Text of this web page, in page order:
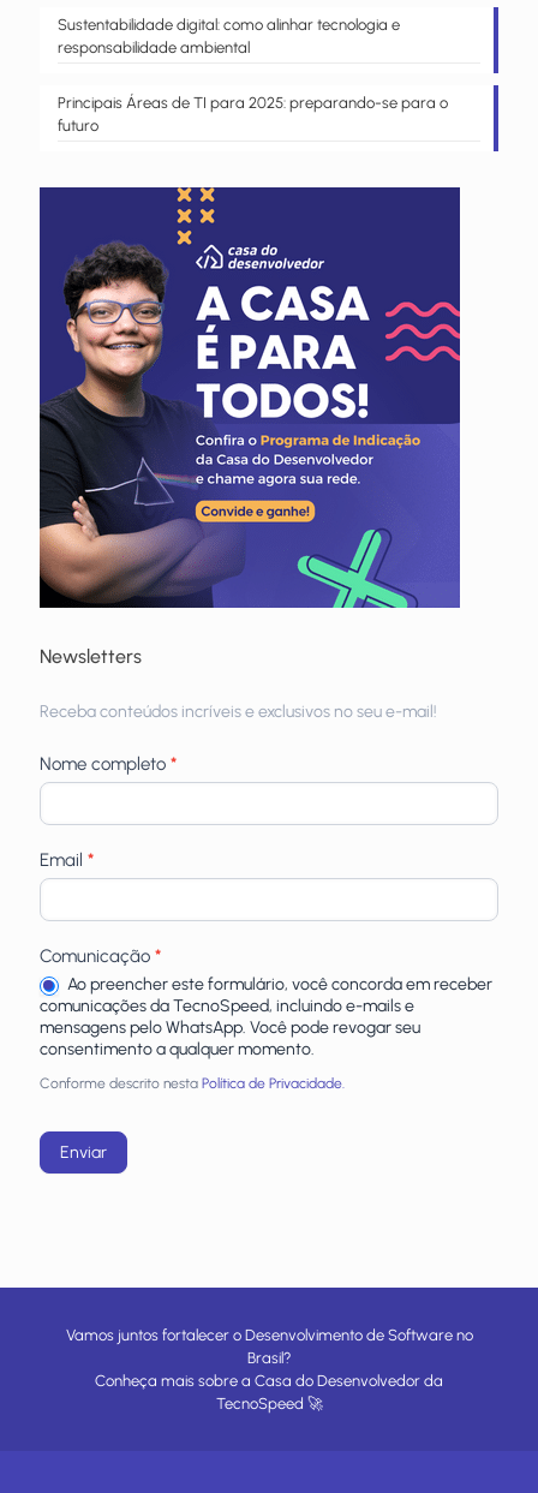
Sustentabilidade digital: como alinhar tecnologia e
responsabilidade ambiental
Principais Áreas de TI para 2025: preparando-se para o
futuro
Newsletters
newsletters
Receba conteúdos incríveis e exclusivos no seu e-mail!
Nome completo *
Email *
Comunicação *
Ao preencher este formulário, você concorda em receber
comunicações da TecnoSpeed, incluindo e-mails e
mensagens pelo WhatsApp. Você pode revogar seu
consentimento a qualquer momento.
Conforme descrito nesta Política de Privacidade.
Enviar
Vamos juntos fortalecer o Desenvolvimento de Software no
Brasil?
Conheça mais sobre a Casa do Desenvolvedor da
TecnoSpeed 🚀